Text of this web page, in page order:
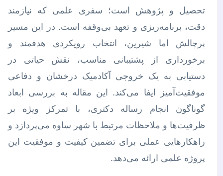
تحصیل و پژوهش است؛ سفری علمی که نیازمند
دقت، برنامه‌ریزی و تعهد بی‌وقفه است. در این مسیر
پرچالش اما شیرین، انتخاب رویکردی هدفمند و
برخورداری از پشتیبانی مناسب، نقش حیاتی در
دستیابی به یک خروجی آکادمیک درخشان و دفاعی
موفقیت‌آمیز ایفا می‌کند. این مقاله به بررسی ابعاد
گوناگون انجام رساله دکتری، با تمرکز ویژه بر
ظرفیت‌ها و ملاحظات مرتبط با شهر ساوه می‌پردازد و
راهکارهایی عملی برای تضمین کیفیت و موفقیت این
پروژه علمی ارائه می‌دهد.